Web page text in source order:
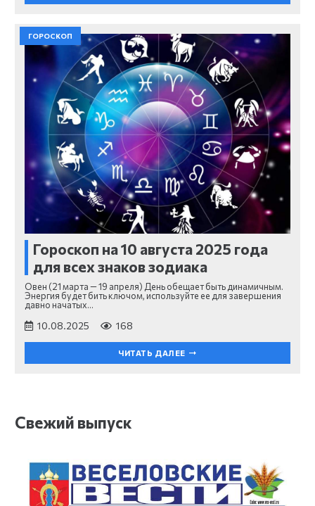
ГОРОСКОП
Гороскоп на 10 августа 2025 года
для всех знаков зодиака
Овен (21 марта — 19 апреля) День обещает быть динамичным.
Энергия будет бить ключом, используйте ее для завершения
давно начатых…
10.08.2025 168
ЧИТАТЬ ДАЛЕЕ
Свежий выпуск